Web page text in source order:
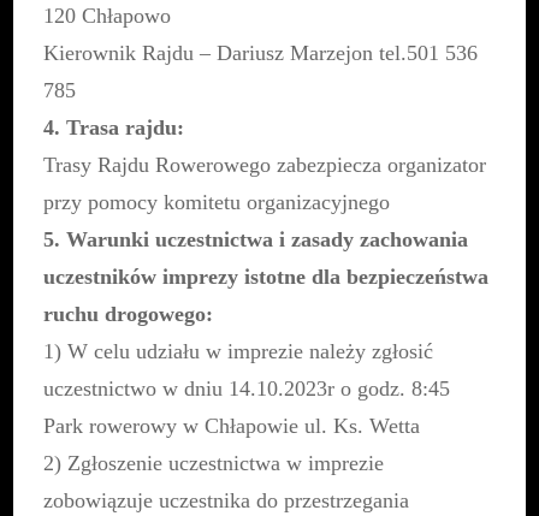
120 Chłapowo
Kierownik Rajdu – Dariusz Marzejon tel.501 536
785
4. Trasa rajdu:
Trasy Rajdu Rowerowego zabezpiecza organizator
przy pomocy komitetu organizacyjnego
5. Warunki uczestnictwa i zasady zachowania
uczestników imprezy istotne dla bezpieczeństwa
ruchu drogowego:
1) W celu udziału w imprezie należy zgłosić
uczestnictwo w dniu 14.10.2023r o godz. 8:45
Park rowerowy w Chłapowie ul. Ks. Wetta
2) Zgłoszenie uczestnictwa w imprezie
zobowiązuje uczestnika do przestrzegania